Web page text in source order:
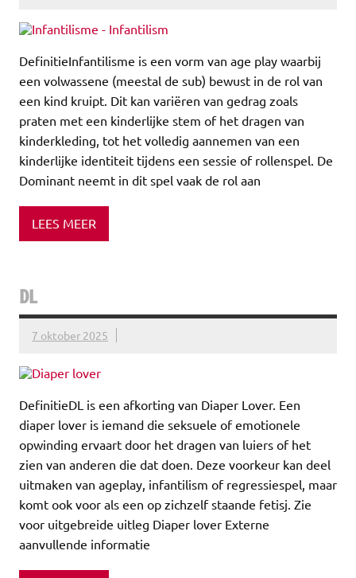
DefinitieInfantilisme is een vorm van age play waarbij
een volwassene (meestal de sub) bewust in de rol van
een kind kruipt. Dit kan variëren van gedrag zoals
praten met een kinderlijke stem of het dragen van
kinderkleding, tot het volledig aannemen van een
kinderlijke identiteit tijdens een sessie of rollenspel. De
Dominant neemt in dit spel vaak de rol aan
LEES MEER
DL
7 oktober 2025
DefinitieDL is een afkorting van Diaper Lover. Een
diaper lover is iemand die seksuele of emotionele
opwinding ervaart door het dragen van luiers of het
zien van anderen die dat doen. Deze voorkeur kan deel
uitmaken van ageplay, infantilism of regressiespel, maar
komt ook voor als een op zichzelf staande fetisj. Zie
voor uitgebreide uitleg Diaper lover Externe
aanvullende informatie